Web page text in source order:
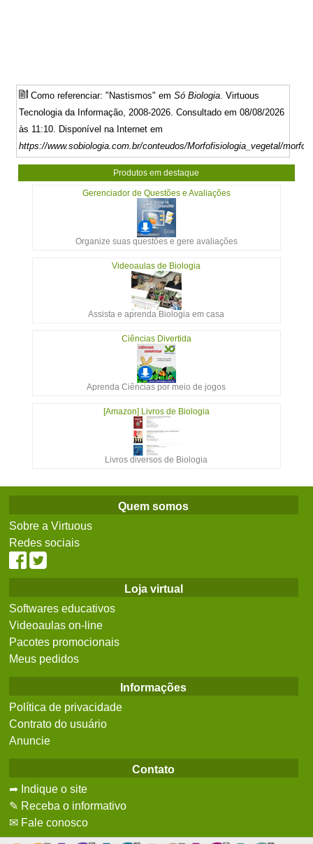
Como referenciar: "Nastismos" emSó Biologia . Virtuous
Tecnologia da Informação, 2008-2026. Consultado em 08/08/2026
às 11:10. Disponível na Internet em
https://www.sobiologia.com.br/conteudos/Morfofisiologia_vegetal/
Produtos em destaque
Gerenciador de Questões e Avaliações
Organize suas questões e gere avaliações
Videoaulas de Biologia
Assista e aprenda Biologia em casa
Ciências Divertida
Aprenda Ciências por meio de jogos
[Amazon] Livros de Biologia
Livros diversos de Biologia
Quem somos
Sobre a Virtuous
Redes sociais
Loja virtual
Softwares educativos
Videoaulas on-line
Pacotes promocionais
Meus pedidos
Informações
Política de privacidade
Contrato do usuário
Anuncie
Contato
➦ Indique o site
✎ Receba o informativo
✉ Fale conosco